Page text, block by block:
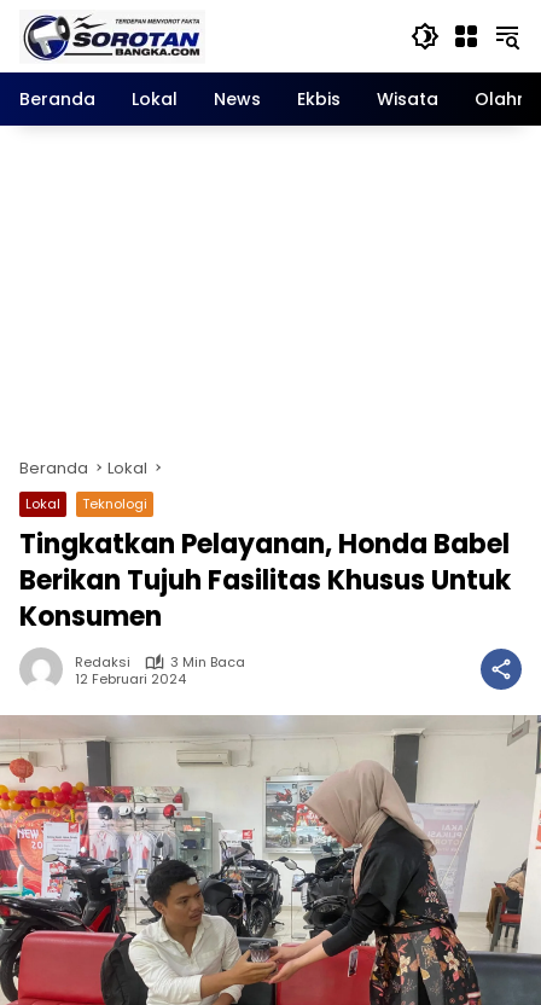
Langsung
konten
Beranda
Lokal News Ekbis Wisata
Beranda Lokal
Lokal Teknologi
Tingkatkan Pelayanan, Honda Babel
Berikan Tujuh Fasilitas Khusus Untuk
Konsumen
Redaksi
3 Min Baca
12 Februari 2024